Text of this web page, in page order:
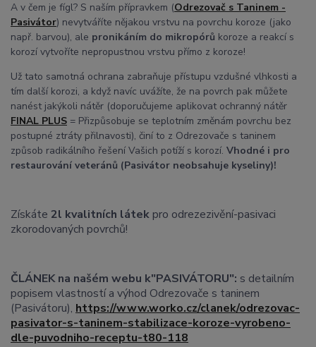
A v čem je fígl? S naším přípravkem (Odrezovač s Taninem -
Pasivátor) nevytváříte nějakou vrstvu na povrchu koroze (jako
např. barvou), ale pronikáním do mikropórů koroze a reakcí s
korozí vytvoříte nepropustnou vrstvu přímo z koroze!
Už tato samotná ochrana zabraňuje přístupu vzdušné vlhkosti a
tím další korozi, a když navíc uvážíte, že na povrch pak můžete
nanést jakýkoli nátěr (doporučujeme aplikovat ochranný nátěr
FINAL PLUS = Přizpůsobuje se teplotním změnám povrchu bez
postupné ztráty přilnavosti), činí to z Odrezovače s taninem
způsob radikálního řešení Vašich potíží s korozí. Vhodné i pro
restaurování veteránů (Pasivátor neobsahuje kyseliny)!
Získáte 2l kvalitních látek pro odrezezivění-pasivaci
zkorodovaných povrchů!
ČLÁNEK na našém webu k"PASIVÁTORU": s detailním
popisem vlastností a výhod Odrezovače s taninem
(Pasivátoru), https://www.worko.cz/clanek/odrezovac-
pasivator-s-taninem-stabilizace-koroze-vyrobeno-
dle-puvodniho-receptu-t80-118